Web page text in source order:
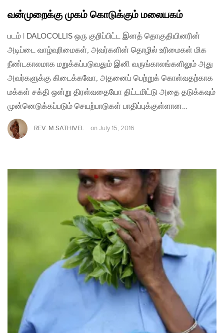
வன்முறைக்கு முகம் கொடுக்கும் மலையகம்
படம் | DALOCOLLIS ஒரு குறிப்பிட்ட இனத் தொகுதியினரின்
அடிப்டை வாழ்வுரிமைகள், அவர்களின் தொழில் உரிமைகள் மிக
நீண்டகாலமாக மறுக்கப்படுவதும் இனி வருங்காலங்களிலும் அது
அவர்களுக்கு கிடைக்கவோ, அதனைப் பெற்றுக் கொள்வதற்காக
மக்கள் சக்தி ஒன்று திரள்வதையோ திட்டமிட்டு அதை தடுக்கவும்
முன்னெடுக்கப்படும் செயற்பாடுகள் பாதிப்புக்குள்ளான…
REV. M.SATHIVEL on July 15, 2016